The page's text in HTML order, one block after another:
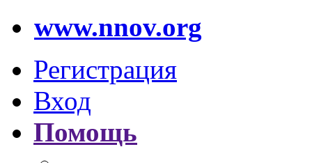
www.nnov.org
Регистрация
Вход
Помощь